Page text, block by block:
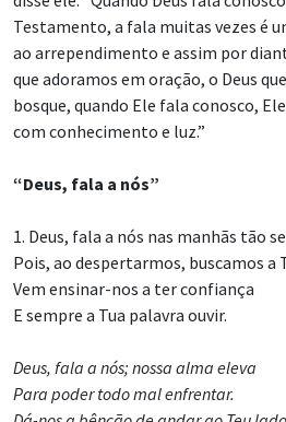
Testamento, a fala muitas vezes é
ao arrependimento e assim por
que adoramos em oração, o Deus
bosque, quando Ele fala conosco,
com conhecimento e luz.”
“Deus, fala a nós”
1. Deus, fala a nós nas manhãs tão
Pois, ao despertarmos, buscamos a
Vem ensinar-nos a ter confiança
E sempre a Tua palavra ouvir.
Deus, fala a nós; nossa alma eleva
Para poder todo mal enfrentar.